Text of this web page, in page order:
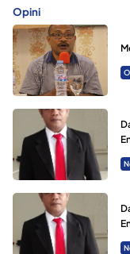
Opini